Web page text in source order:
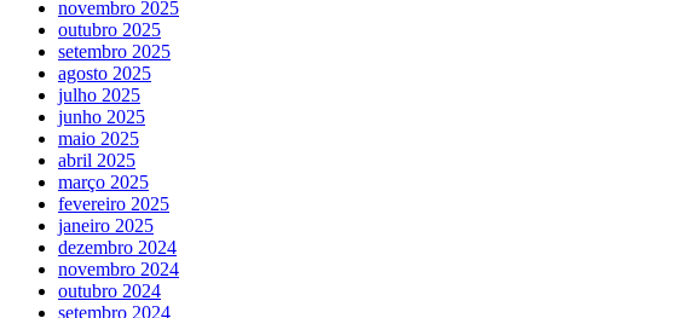
novembro 2025
outubro 2025
setembro 2025
agosto 2025
julho 2025
junho 2025
maio 2025
abril 2025
março 2025
fevereiro 2025
janeiro 2025
dezembro 2024
novembro 2024
outubro 2024
setembro 2024